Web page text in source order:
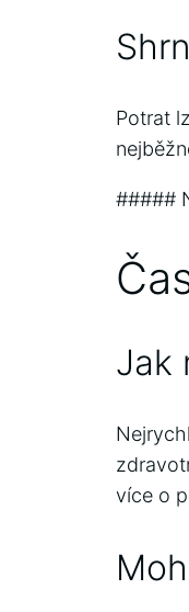
Potrat
#####
Jak
více o